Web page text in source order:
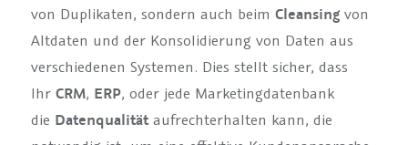
von Duplikaten, sondern auch beim Cleansingvon
Altdaten und der Konsolidierung von Daten aus
verschiedenen Systemen. Dies stellt sicher, dass
Ihr CRM, ERP, oder jede Marketingdatenbank
die Datenqualitätaufrechterhalten kann, die